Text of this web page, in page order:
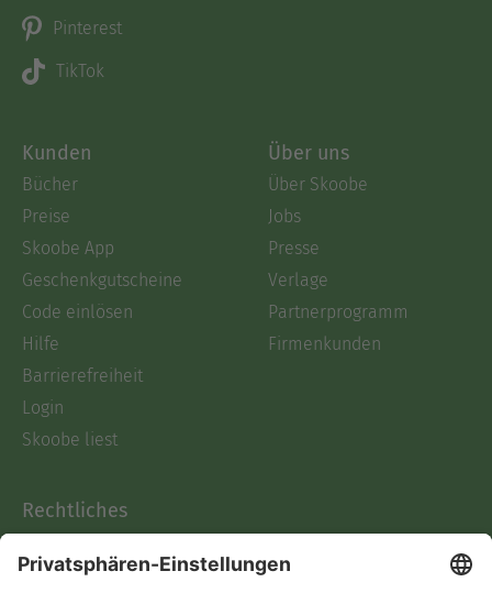
Pinterest
TikTok
Kunden
Bücher
Preise
Skoobe App
Geschenkgutscheine
Code einlösen
Hilfe
Barrierefreiheit
Login
Skoobe liest
Über uns
Über Skoobe
Jobs
Presse
Verlage
Partnerprogramm
Firmenkunden
Rechtliches
AGB